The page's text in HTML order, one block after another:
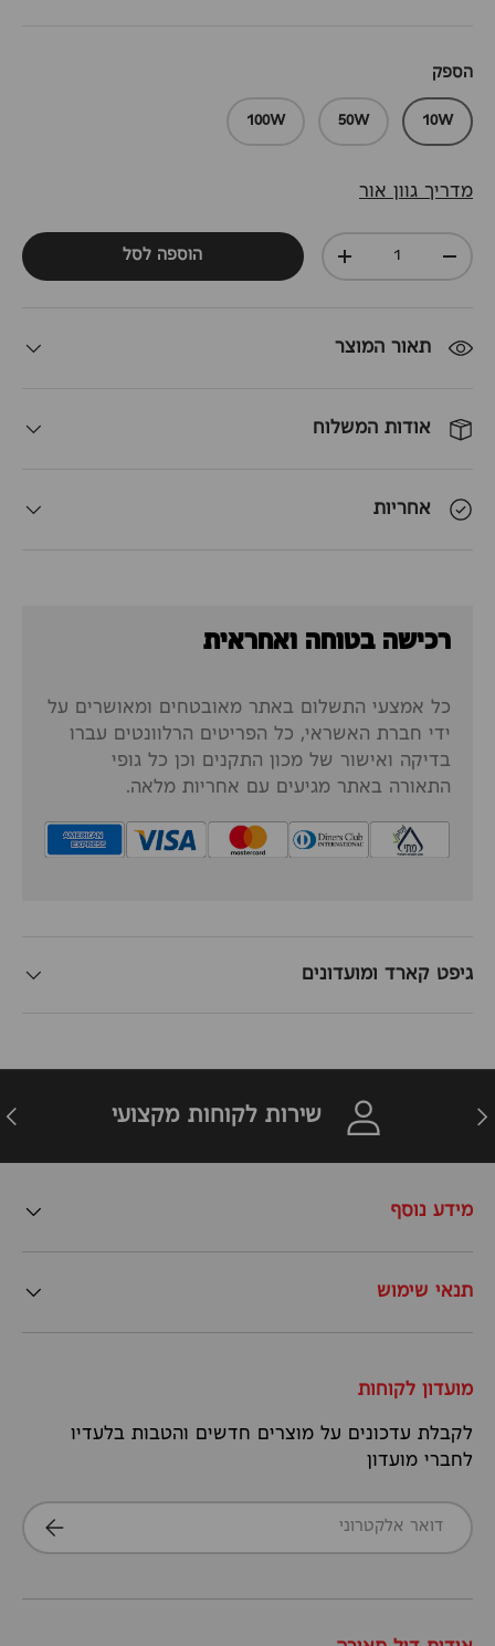
הספק
10W
50W
100W
מדריך גוון אור
כמות
+ הוספה לסל
תאור המוצר
אודות המשלוח
אחריות
רכישה בטוחה ואחראית
כל אמצעי התשלום באתר מאובטחים ומאושרים על
ידי חברת האשראי, כל הפריטים הרלוונטים עברו
בדיקה ואישור של מכון התקנים וכן כל גופי
התאורה באתר מגיעים עם אחריות מלאה.
גיפט קארד ומועדונים
חזרה שירות לקוחות מקצועי
מידע נוסף
תנאי שימוש
מועדון לקוחות
לקבלת עדכונים על מוצרים חדשים והטבות בלעדיו
לחברי מועדון
דואר אלקטרוני
הרשמה